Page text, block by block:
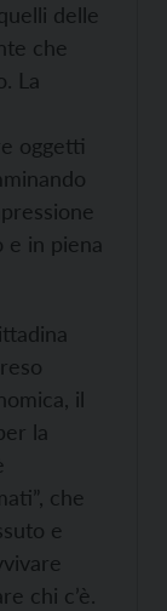
delle
che
La
oggetti
e in piena
il
la
che
e
chi c’è.